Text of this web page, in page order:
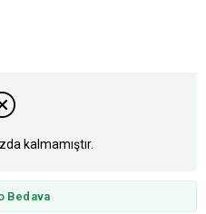
kalmamıştır.
Bedava